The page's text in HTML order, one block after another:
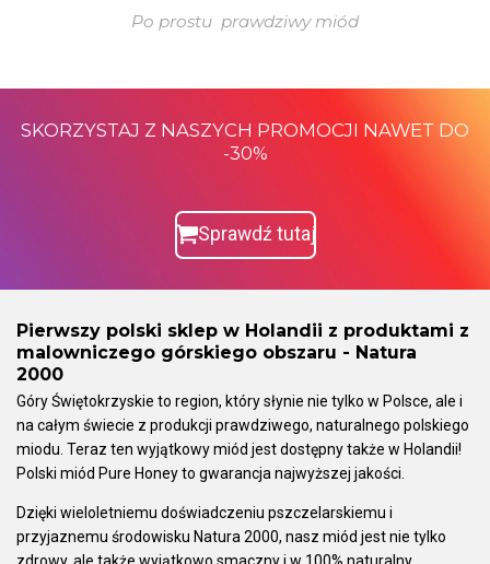
Po prostu prawdziwy miód
SKORZYSTAJ Z NASZYCH PROMOCJI NAWET DO
-30%
Sprawdź tutaj
Pierwszy polski sklep w Holandii z produktami z
malowniczego górskiego obszaru - Natura
2000
Góry Świętokrzyskie to region, który słynie nie tylko w Polsce, ale i
na całym świecie z produkcji prawdziwego, naturalnego polskiego
miodu. Teraz ten wyjątkowy miód jest dostępny także w Holandii!
Polski miód Pure Honey to gwarancja najwyższej jakości.
Dzięki wieloletniemu doświadczeniu pszczelarskiemu i
przyjaznemu środowisku Natura 2000, nasz miód jest nie tylko